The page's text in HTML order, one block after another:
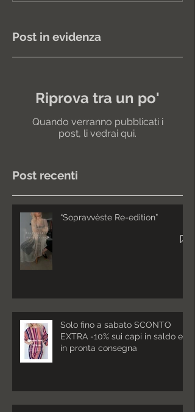
Post in evidenza
Riprova tra un po'
Quando verranno pubblicati i
post, li vedrai qui.
Post recenti
“Sopravvèste Re-edition”
Solo fino a sabato SCONTO
EXTRA -10% sui capi in saldo e
in pronta consegna